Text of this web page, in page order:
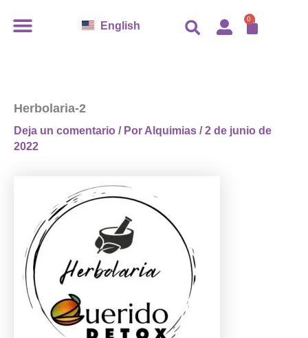
English 0
Herbolaria-2
Deja un comentario / Por Alquimias /2 de junio de
2022